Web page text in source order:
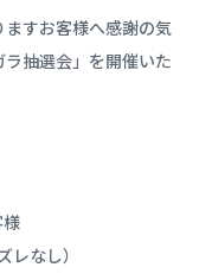
すお客様へ感謝の気
抽選会」を開催いた
なし）